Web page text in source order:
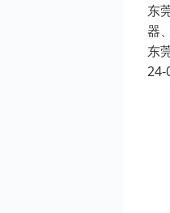
东
器
东
24-